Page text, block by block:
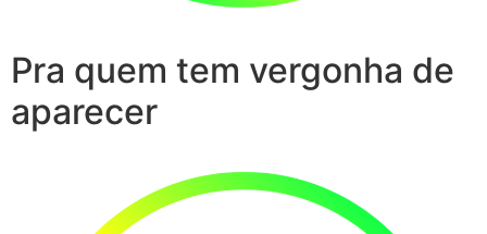
Pra quem tem vergonha de
aparecer